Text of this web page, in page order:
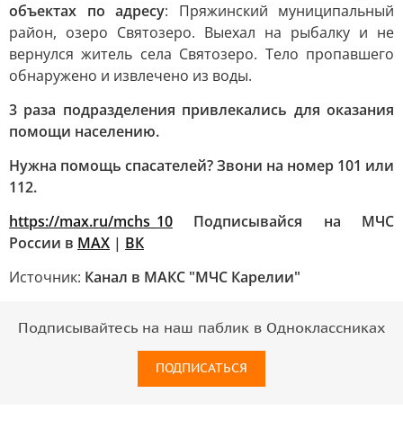
объектах по адресу: Пряжинский муниципальный
район, озеро Святозеро. Выехал на рыбалку и не
вернулся житель села Святозеро. Тело пропавшего
обнаружено и извлечено из воды.
3 раза подразделения привлекались для оказания
помощи населению.
Нужна помощь спасателей? Звони на номер 101 или
112.
https://max.ru/mchs_10 Подписывайся на МЧС
России в MAX | ВК
Источник: Канал в МАКС "МЧС Карелии"
Подписывайтесь на наш паблик в Одноклассниках
ПОДПИСАТЬСЯ